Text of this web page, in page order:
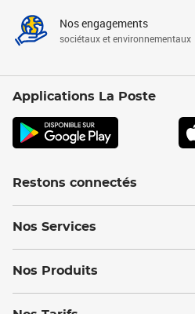
Nos engagements
sociétaux et environnementaux
Applications La Poste
Restons connectés
Nos Services
Nos Produits